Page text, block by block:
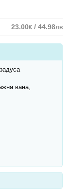
23.00€ / 44.98лв
вана;